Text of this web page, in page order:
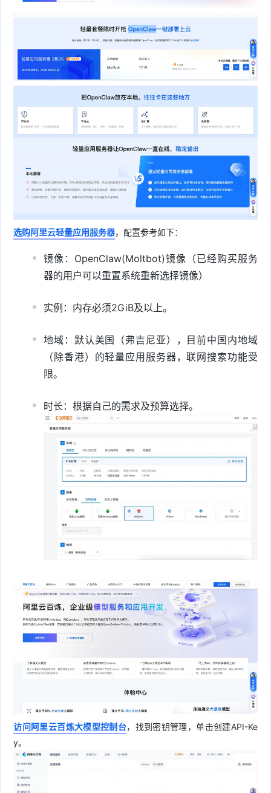
选购阿里云轻量应用服务器，配置参考如下：
镜像：OpenClaw(Moltbot)镜像（已经购买服务
器的用户可以重置系统重新选择镜像）
实例：内存必须2GiB及以上。
地域：默认美国（弗吉尼亚），目前中国内地域
（除香港）的轻量应用服务器，联网搜索功能受
限。
时长：根据自己的需求及预算选择。
访问阿里云百炼大模型控制台，找到密钥管理，单击创建API-Ke
y。